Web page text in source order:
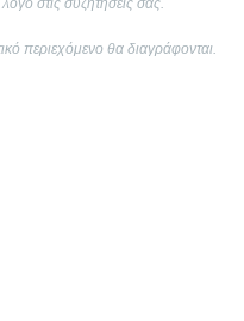
στις συζητήσεις σας.
περιεχόμενο θα διαγράφονται.